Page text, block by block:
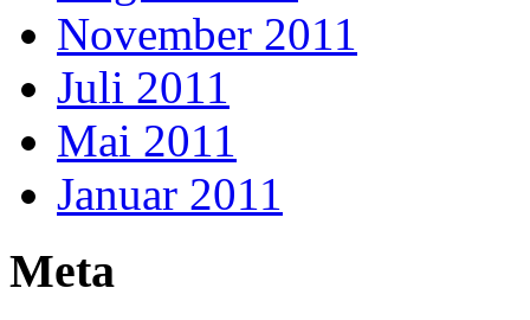
November 2011
Juli 2011
Mai 2011
Januar 2011
Meta